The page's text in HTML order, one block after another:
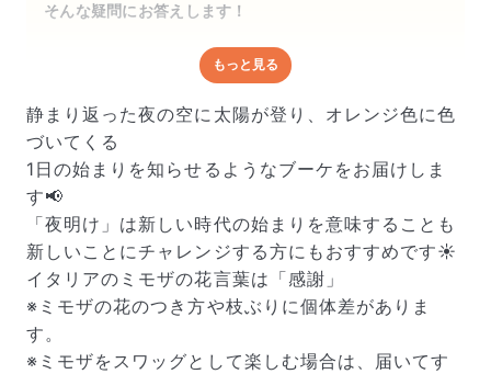
そんな疑問にお答えします！
どんな梱包で届くの？
出荷前に水揚げ（花が水を吸いやすくなる処理）を施
し、専用ボックスに丁寧に梱包してお届けしています。
きゅっとまとめられて一見窮屈そうに見えますが、輸送
中の衝撃による折れや擦れを軽減する効果があります。
もっと見る
静まり返った夜の空に太陽が登り、オレンジ色に色
づいてくる
1日の始まりを知らせるようなブーケをお届けしま
す📢
「夜明け」は新しい時代の始まりを意味することも
新しいことにチャレンジする方にもおすすめです☀️
イタリアのミモザの花言葉は「感謝」
※ミモザの花のつき方や枝ぶりに個体差がありま
す。
※ミモザをスワッグとして楽しむ場合は、届いてす